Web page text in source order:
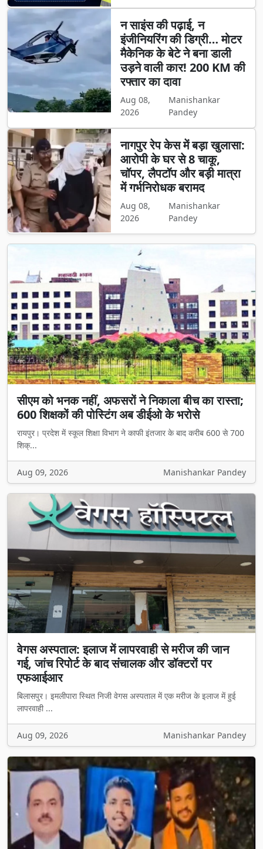
न साइंस की पढ़ाई, न
इंजीनियरिंग की डिग्री… मोटर
मैकेनिक के बेटे ने बना डाली
उड़ने वाली कार! 200 KM की
रफ्तार का दावा
Aug 08,
2026
Manishankar
Pandey
नागपुर रेप केस में बड़ा खुलासा:
आरोपी के घर से 8 चाकू,
चॉपर, लैपटॉप और बड़ी मात्रा
में गर्भनिरोधक बरामद
Aug 08,
2026
Manishankar
Pandey
सीएम को भनक नहीं, अफसरों ने निकाला बीच का रास्ता;
600 शिक्षकों की पोस्टिंग अब डीईओ के भरोसे
रायपुर। प्रदेश में स्कूल शिक्षा विभाग ने काफी इंतजार के बाद करीब 600 से 700
शिक्...
Aug 09, 2026 Manishankar Pandey
वेगस अस्पताल: इलाज में लापरवाही से मरीज की जान
गई, जांच रिपोर्ट के बाद संचालक और डॉक्टरों पर
एफआईआर
बिलासपुर। इमलीपारा स्थित निजी वेगस अस्पताल में एक मरीज के इलाज में हुई
लापरवाही ...
Aug 09, 2026 Manishankar Pandey